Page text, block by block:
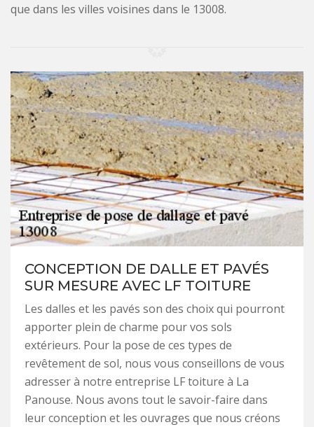
que dans les villes voisines dans le 13008.
CONCEPTION DE DALLE ET PAVÉS
SUR MESURE AVEC LF TOITURE
Les dalles et les pavés son des choix qui pourront
apporter plein de charme pour vos sols
extérieurs. Pour la pose de ces types de
revêtement de sol, nous vous conseillons de vous
adresser à notre entreprise LF toiture à La
Panouse. Nous avons tout le savoir-faire dans
leur conception et les ouvrages que nous créons